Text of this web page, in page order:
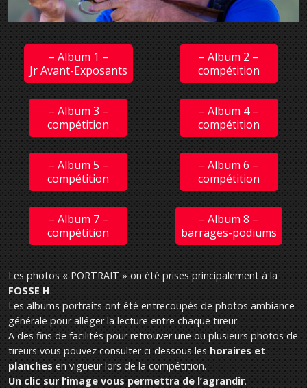
– Album 1 –
Jr Avant-Exposants
– Album 2 –
compétition
– Album 3 –
compétition
– Album 4 –
compétition
– Album 5 –
compétition
– Album 6 –
compétition
– Album 7 –
compétition
– Album 8 –
barrages-podiums
Les photos « PORTRAIT » on été prises principalement à la
FOSSE H.
Les albums portraits ont été entrecoupés de photos ambiance
générale pour alléger la lecture entre chaque tireur.
A des fins de facilités pour retrouver une ou plusieurs photos de
tireurs vous pouvez consulter ci-dessous leshoraires et
planches en vigueur lors de la compétition.
Un clic sur l’image vous permettra de l’agrandir.